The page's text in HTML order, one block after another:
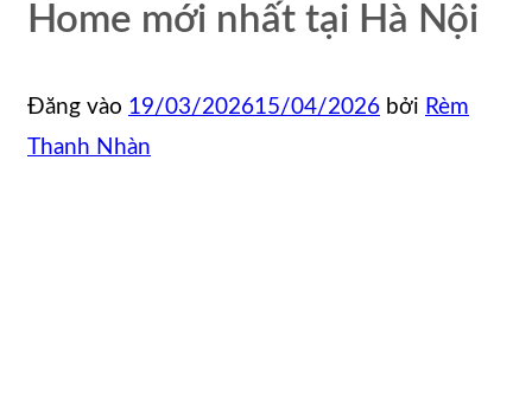
Home mới nhất tại Hà Nội
Đăng vào 19/03/202615/04/2026 bởi Rèm
Thanh Nhàn